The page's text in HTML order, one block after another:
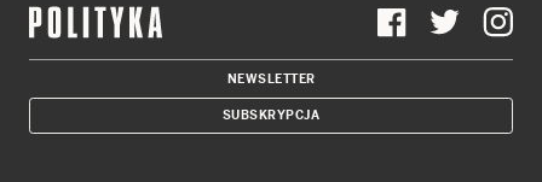
NEWSLETTER
SUBSKRYPCJA